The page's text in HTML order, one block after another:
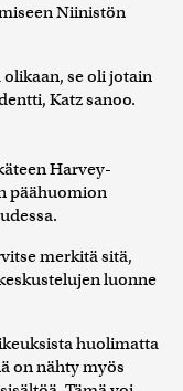
Niinistön
se oli jotain
Katz sanoo.
Harvey-
päähuomion
merkitä sitä,
luonne
huolimatta
on nähty myös